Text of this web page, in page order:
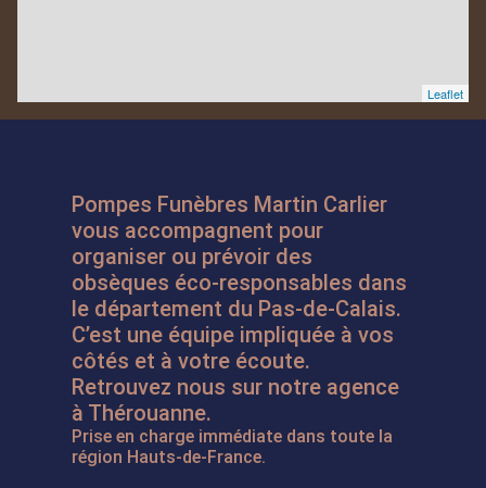
Leaflet
Pompes Funèbres Martin Carlier
vous accompagnent pour
organiser ou prévoir des
obsèques éco-responsables dans
le département du Pas-de-Calais.
C’est une équipe impliquée à vos
côtés et à votre écoute.
Retrouvez nous sur notre agence
à Thérouanne.
Prise en charge immédiate dans toute la
région Hauts-de-France.